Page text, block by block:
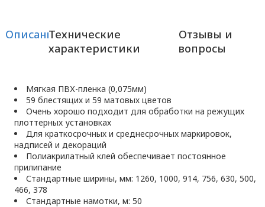
ОписаниеТехнические
характеристики
Отзывы и
вопросы
Мягкая ПВХ-пленка (0,075мм)
59 блестящих и 59 матовых цветов
Очень хорошо подходит для обработки на режущих
плоттерных установках
Для краткосрочных и среднесрочных маркировок,
надписей и декораций
Полиакрилатный клей обеспечивает постоянное
прилипание
Стандартные ширины, мм: 1260, 1000, 914, 756, 630, 500,
466, 378
Стандартные намотки, м: 50